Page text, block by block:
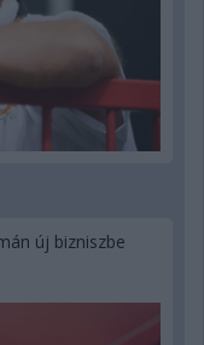
új bizniszbe